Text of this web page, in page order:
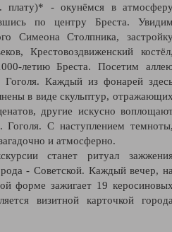
плату)* - окунёмся в
по центру Бреста.
Симеона Столпника,
Крестовоздвиженский
летию Бреста. Посетим
Каждый из фонарей
в виде скульптур,
другие искусно
С наступлением
и атмосферно.
станет ритуал
- Советской. Каждый вечер,
форме зажигает 19
визитной карточкой